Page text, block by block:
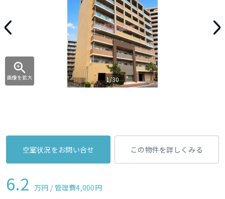
画像を拡大 1/30
空室状況をお問い合せ この物件を詳しくみる
6.2 万円 / 管理費4,000円